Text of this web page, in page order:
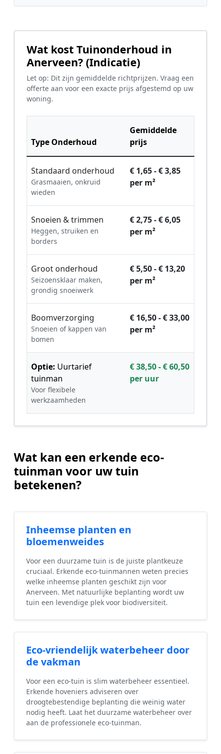
Wat kost Tuinonderhoud in
Anerveen? (Indicatie)
Let op: Dit zijn gemiddelde richtprijzen. Vraag een
offerte aan voor een exacte prijs afgestemd op uw
woning.
Type Onderhoud
Gemiddelde
prijs
Standaard onderhoud
Grasmaaien, onkruid
wieden
€ 1,65 - € 3,85
per m²
Snoeien & trimmen
Heggen, struiken en
borders
€ 2,75 - € 6,05
per m²
Groot onderhoud
Seizoensklaar maken,
grondig snoeiwerk
€ 5,50 - € 13,20
per m²
Boomverzorging
Snoeien of kappen van
bomen
€ 16,50 - € 33,00
per m²
Optie: Uurtarief
tuinman
Voor flexibele
werkzaamheden
€ 38,50 - € 60,50
per uur
Wat kan een erkende eco-
tuinman voor uw tuin
betekenen?
Inheemse planten en
bloemenweides
Voor een duurzame tuin is de juiste plantkeuze
cruciaal. Erkende eco-tuinmannen weten precies
welke inheemse planten geschikt zijn voor
Anerveen. Met natuurlijke beplanting wordt uw
tuin een levendige plek voor biodiversiteit.
Eco-vriendelijk waterbeheer door
de vakman
Voor een eco-tuin is slim waterbeheer essentieel.
Erkende hoveniers adviseren over
droogtebestendige beplanting die weinig water
nodig heeft. Laat het duurzame waterbeheer over
aan de professionele eco-tuinman.